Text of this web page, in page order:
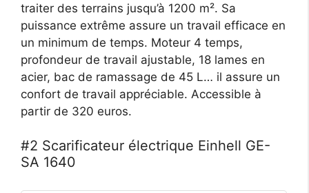
traiter des terrains jusqu’à 1200 m². Sa
puissance extrême assure un travail efficace en
un minimum de temps. Moteur 4 temps,
profondeur de travail ajustable, 18 lames en
acier, bac de ramassage de 45 L… il assure un
confort de travail appréciable. Accessible à
partir de 320 euros.
#2 Scarificateur électrique Einhell GE-
SA 1640